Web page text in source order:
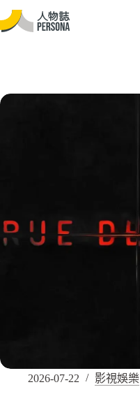
2026-07-22 影視娛樂